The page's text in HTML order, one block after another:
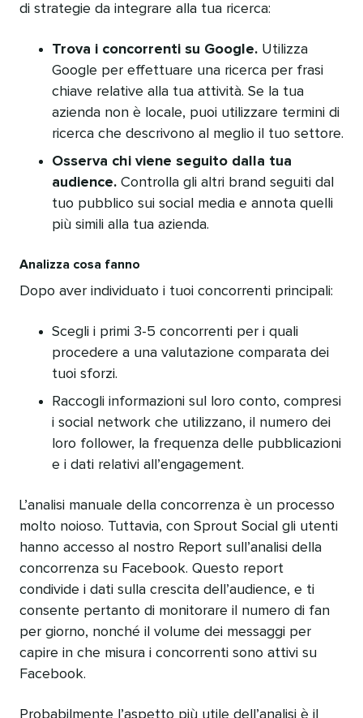
di strategie da integrare alla tua ricerca:
Trova i concorrenti su Google. Utilizza
Google per effettuare una ricerca per frasi
chiave relative alla tua attività. Se la tua
azienda non è locale, puoi utilizzare termini di
ricerca che descrivono al meglio il tuo settore.
Osserva chi viene seguito dalla tua
audience. Controlla gli altri brand seguiti dal
tuo pubblico sui social media e annota quelli
più simili alla tua azienda.
Analizza cosa fanno
Dopo aver individuato i tuoi concorrenti principali:
Scegli i primi 3-5 concorrenti per i quali
procedere a una valutazione comparata dei
tuoi sforzi.
Raccogli informazioni sul loro conto, compresi
i social network che utilizzano, il numero dei
loro follower, la frequenza delle pubblicazioni
e i dati relativi all’engagement.
L’analisi manuale della concorrenza è un processo
molto noioso. Tuttavia, con Sprout Social gli utenti
hanno accesso al nostro Report sull’analisi della
concorrenza su Facebook. Questo report
condivide i dati sulla crescita dell’audience, e ti
consente pertanto di monitorare il numero di fan
per giorno, nonché il volume dei messaggi per
capire in che misura i concorrenti sono attivi su
Facebook.
Probabilmente l’aspetto più utile dell’analisi è il